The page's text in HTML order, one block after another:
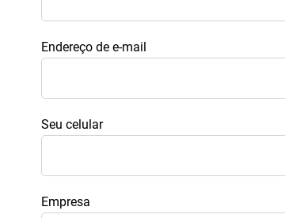
Endereço de e-mail
Seu celular
Empresa